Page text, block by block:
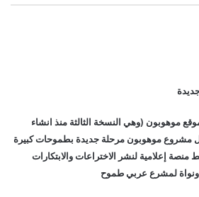
موهوبون (وهي النسخة الثالثة منذ انشاء
العام 2007) يدخل مشروع موهوبون مرحلة جديدة بطموحات كبيرة
إعلامية لنشر الاختراعات والابتكارات
ونواة لمشرع عربي طموح